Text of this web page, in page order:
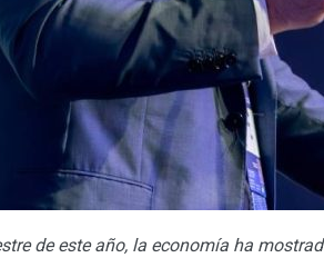
de este año, la economía ha